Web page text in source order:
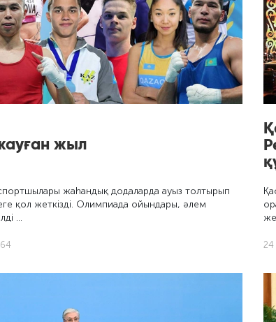
жыл
жаһандық додаларда ауыз толтырып
қол жеткізді. Олимпиада ойындары, әлем
…
24